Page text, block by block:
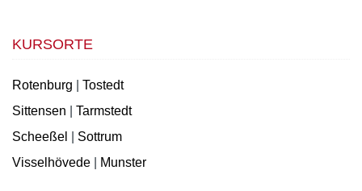
KURSORTE
Rotenburg
Tostedt
Sittensen
Tarmstedt
Scheeßel
Sottrum
Visselhövede
Munster